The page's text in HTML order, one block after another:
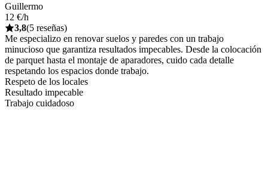
Guillermo
12 €/h
3,8(5 reseñas)
Me especializo en renovar suelos y paredes con un trabajo
minucioso que garantiza resultados impecables. Desde la colocación
de parquet hasta el montaje de aparadores, cuido cada detalle
respetando los espacios donde trabajo.
Respeto de los locales
Resultado impecable
Trabajo cuidadoso